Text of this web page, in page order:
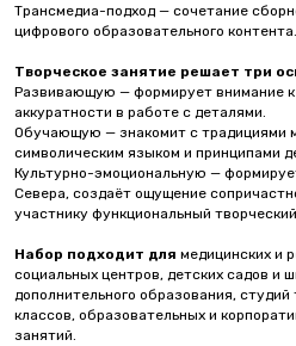
Трансмедиа-подход — сочетание
цифрового образовательного контента.
Творческое занятие решает три
Развивающую — формирует внимание к
аккуратности в работе с деталями.
Обучающую — знакомит с традициями
символическим языком и принципами
Культурно-эмоциональную —
Севера, создаёт ощущение
участнику функциональный
Набор подходит для медицинских и
социальных центров, детских садов и
дополнительного образования,
классов, образовательных и
занятий.